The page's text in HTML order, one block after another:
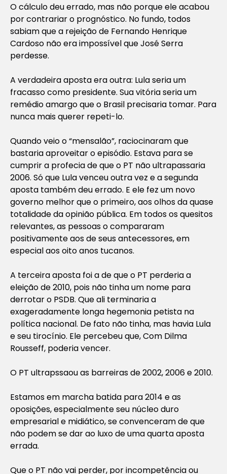
O cálculo deu errado, mas não porque ele acabou
por contrariar o prognóstico. No fundo, todos
sabiam que a rejeição de Fernando Henrique
Cardoso não era impossível que José Serra
perdesse.
A verdadeira aposta era outra: Lula seria um
fracasso como presidente. Sua vitória seria um
remédio amargo que o Brasil precisaria tomar. Para
nunca mais querer repeti-lo.
Quando veio o “mensalão”, raciocinaram que
bastaria aproveitar o episódio. Estava para se
cumprir a profecia de que o PT não ultrapassaria
2006. Só que Lula venceu outra vez e a segunda
aposta também deu errado. E ele fez um novo
governo melhor que o primeiro, aos olhos da quase
totalidade da opinião pública. Em todos os quesitos
relevantes, as pessoas o compararam
positivamente aos de seus antecessores, em
especial aos oito anos tucanos.
A terceira aposta foi a de que o PT perderia a
eleição de 2010, pois não tinha um nome para
derrotar o PSDB. Que ali terminaria a
exageradamente longa hegemonia petista na
política nacional. De fato não tinha, mas havia Lula
e seu tirocínio. Ele percebeu que, Com Dilma
Rousseff, poderia vencer.
O PT ultrapssaou as barreiras de 2002, 2006 e 2010.
Estamos em marcha batida para 2014 e as
oposições, especialmente seu núcleo duro
empresarial e midiático, se convenceram de que
não podem se dar ao luxo de uma quarta aposta
errada.
Que o PT não vai perder, por incompetência ou